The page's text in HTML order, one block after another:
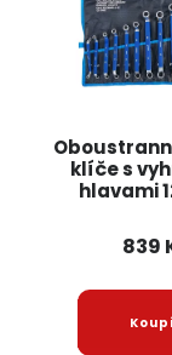
klíče s
hlavami
839